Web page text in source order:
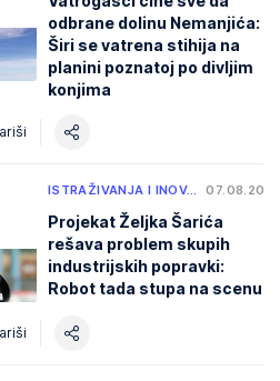
odbrane dolinu Nemanjića:
Širi se vatrena stihija na
planini poznatoj po divljim
konjima
ISTRAŽIVANJA I INOV… 07.08.2026.
Projekat Željka Šarića
rešava problem skupih
industrijskih popravki:
Robot tada stupa na scenu